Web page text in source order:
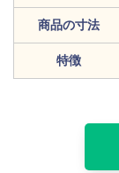
商品の寸法
特徴